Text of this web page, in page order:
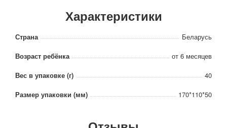
Характеристики
Страна
Беларусь
Возраст ребёнка
от 6 месяцев
Вес в упаковке (г)
40
Размер упаковки (мм)
170*110*50